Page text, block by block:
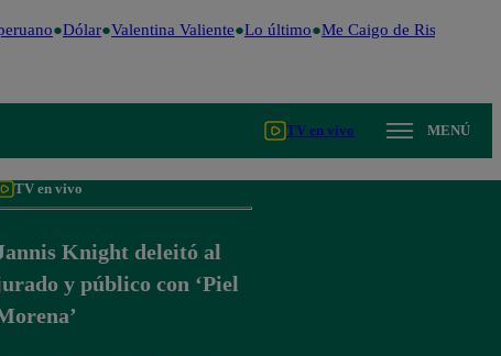
Dólar Valentina Valiente Lo último Me Caigo de Risa
TV en vivo MENÚ
TV en vivo
Knight deleitó al
y público con ‘Piel